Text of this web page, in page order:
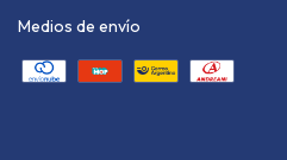
Medios de envío